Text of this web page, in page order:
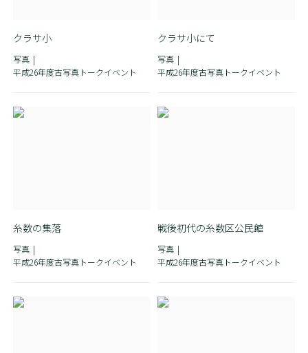
クラサ小
写真
平成26年度古写真トークイベント
クラサ小にて
写真
平成26年度古写真トークイベント
糸数の集落
写真
平成26年度古写真トークイベント
戦後初代の糸数区公民館
写真
平成26年度古写真トークイベント